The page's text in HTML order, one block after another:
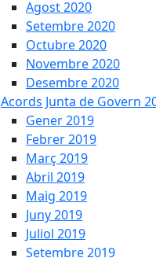
Agost 2020
Setembre 2020
Octubre 2020
Novembre 2020
Desembre 2020
Acords Junta de Govern
Gener 2019
Febrer 2019
Març 2019
Abril 2019
Maig 2019
Juny 2019
Juliol 2019
Setembre 2019